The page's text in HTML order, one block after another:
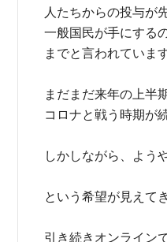
人たちからの投与が
一般国民が手にする
までと言われています
まだまだ来年の上半
コロナと戦う時期が
しかしながら、よう
という希望が見えて
引き続きオンライン